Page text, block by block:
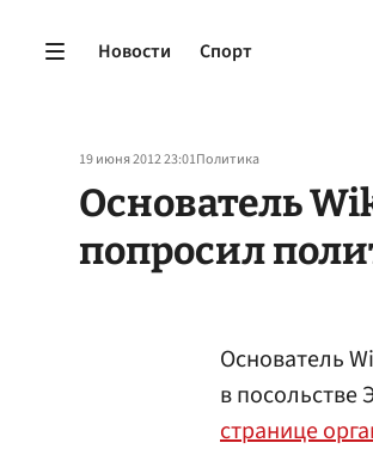
Новости Спорт
19 июня 2012 23:01Политика
Основатель
попросил
Основатель
в посольстве
странице